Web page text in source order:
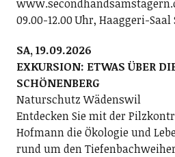
09.00-12.00 Uhr, Haaggeri-
SA, 19.09.2026
EXKURSION: ETWAS ÜBER
SCHÖNENBERG
Naturschutz Wädenswil
Entdecken Sie mit der
Hofmann die Ökologie und
rund um den